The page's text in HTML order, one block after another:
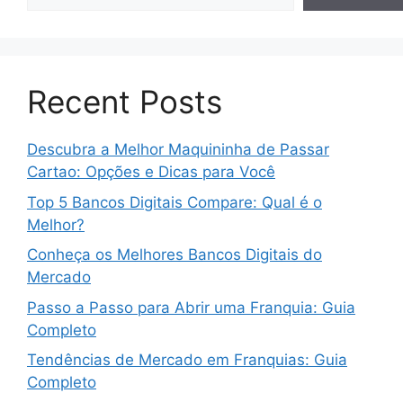
Recent Posts
Descubra a Melhor Maquininha de Passar
Cartao: Opções e Dicas para Você
Top 5 Bancos Digitais Compare: Qual é o
Melhor?
Conheça os Melhores Bancos Digitais do
Mercado
Passo a Passo para Abrir uma Franquia: Guia
Completo
Tendências de Mercado em Franquias: Guia
Completo